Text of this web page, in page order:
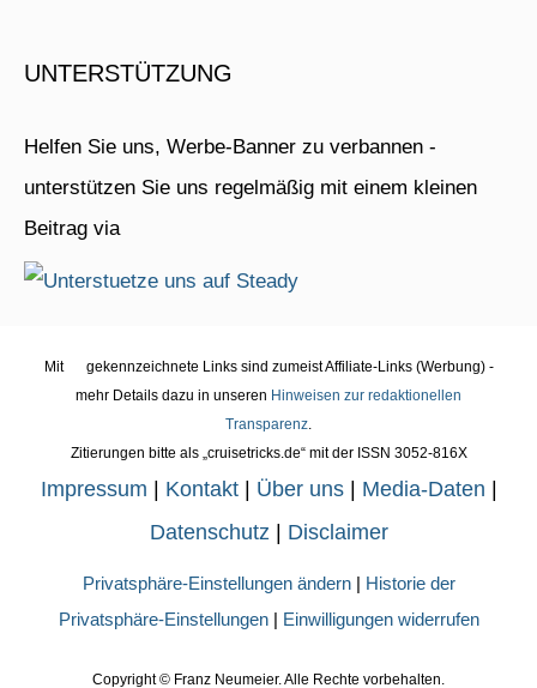
UNTERSTÜTZUNG
Helfen Sie uns, Werbe-Banner zu verbannen -
unterstützen Sie uns regelmäßig mit einem kleinen
Beitrag via
Mit
gekennzeichnete Links sind zumeist Affiliate-Links (Werbung) -
mehr Details dazu in unseren Hinweisen zur redaktionellen
Transparenz.
Zitierungen bitte als „cruisetricks.de“ mit der ISSN 3052-816X
Impressum Kontakt| Über uns| Media-Daten
Datenschutz| Disclaimer
Privatsphäre-Einstellungen ändern| Historie der
Privatsphäre-Einstellungen| Einwilligungen widerrufen
Copyright © Franz Neumeier. Alle Rechte vorbehalten.